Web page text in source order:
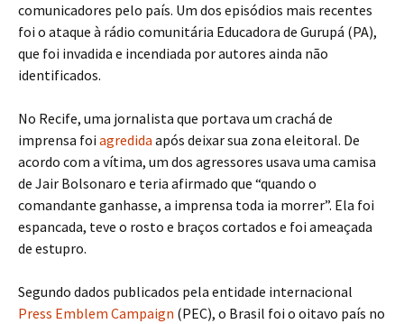
comunicadores pelo país. Um dos episódios mais recentes
foi o ataque à rádio comunitária Educadora de Gurupá (PA),
que foi invadida e incendiada por autores ainda não
identificados.
No Recife, uma jornalista que portava um crachá de
imprensa foi agredida após deixar sua zona eleitoral. De
acordo com a vítima, um dos agressores usava uma camisa
de Jair Bolsonaro e teria afirmado que “quando o
comandante ganhasse, a imprensa toda ia morrer”. Ela foi
espancada, teve o rosto e braços cortados e foi ameaçada
de estupro.
Segundo dados publicados pela entidade internacional
Press Emblem Campaign (PEC), o Brasil foi o oitavo país no